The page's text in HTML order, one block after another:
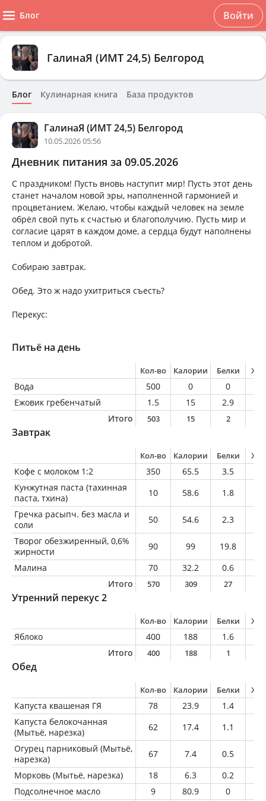
Блог Войти
ГалинаЯ (ИМТ 24,5) Белгород
Блог Кулинарная книга База продуктов
ГалинаЯ (ИМТ 24,5) Белгород
10.05.2026 05:56
Дневник питания за 09.05.2026
С праздником! Пусть вновь наступит мир! Пусть этот день
станет началом новой эры, наполненной гармонией и
процветанием. Желаю, чтобы каждый человек на земле
обрёл свой путь к счастью и благополучию. Пусть мир и
согласие царят в каждом доме, а сердца будут наполнены
теплом и добротой.
Собираю завтрак.
Обед. Это ж надо ухитриться съесть?
Перекус:
Питьё на день
Кол-во Калории Белки
Вода 500 0 0
Ежовик гребенчатый
1.5 15 2.9
Итого
503 15 2
Завтрак
Кол-во Калории Белки
Кофе с молоком 1:2 350 65.5 3.5
Кунжутная паста (тахинная
паста, тхина)
10 58.6 1.8
Гречка расыпч. без масла и
соли
50 54.6 2.3
Творог обезжиренный, 0,6%
жирности
90 99 19.8
Малина
70 32.2 0.6
Итого
570 309 27
Утренний перекус 2
Кол-во Калории Белки
Яблоко 400 188 1.6
Итого
400 188 1
Обед
Кол-во Калории Белки
Капуста квашеная ГЯ 78 23.9 1.4
Капуста белокочанная
(Мытьё, нарезка)
62 17.4 1.1
Огурец парниковый (Мытьё,
нарезка)
67 7.4 0.5
Морковь (Мытьё, нарезка)
18 6.3 0.2
Подсолнечное масло
9 80.9 0